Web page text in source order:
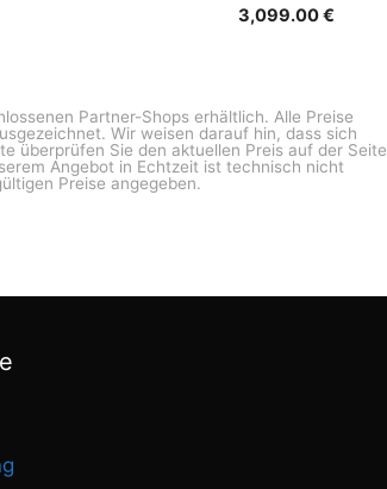
3,099.00€
Partner-Shops erhältlich. Alle Preise
Wir weisen darauf hin, dass sich
überprüfen Sie den aktuellen Preis auf der Seite
Angebot in Echtzeit ist technisch nicht
Preise angegeben.